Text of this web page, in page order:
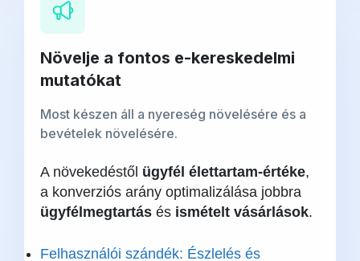
Növelje a fontos e-kereskedelmi
mutatókat
Most készen áll a nyereség növelésére és a
bevételek növelésére.
A növekedéstől ügyfél élettartam-értéke,
a konverziós arány optimalizálása jobbra
ügyfélmegtartás és ismételt vásárlások.
Felhasználói szándék: Észlelés és